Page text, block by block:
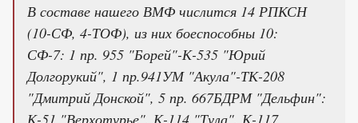
В составе нашего ВМФ числится 14 РПКСН
(10-СФ, 4-ТОФ), из них боеспособны 10:
СФ-7: 1 пр. 955 "Борей"-К-535 "Юрий
Долгорукий", 1 пр.941УМ "Акула"-ТК-208
"Дмитрий Донской", 5 пр. 667БДРМ "Дельфин":
К-51 "Верхотурье", К-114 "Тула", К-117